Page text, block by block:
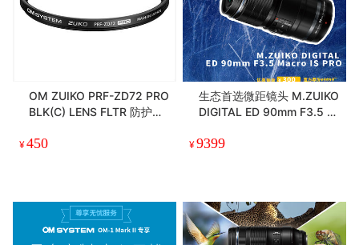
OM ZUIKO PRF-ZD72 PRO
BLK(C) LENS FLTR 防护滤
¥450
生态首选微距镜头 M.ZUIKO
DIGITAL ED 90mm F3.5 M
¥9399